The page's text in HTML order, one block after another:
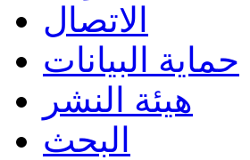
الاتصال
حماية البيانات
هيئة النشر
البحث